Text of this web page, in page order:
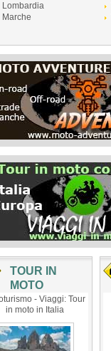
Lombardia
Marche
TOUR IN
MOTO
- Viaggi: Tour
in moto in Italia